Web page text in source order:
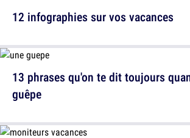
12 infographies sur vos vacances
13 phrases qu'on te dit toujours
guêpe